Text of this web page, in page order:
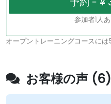
参加者1人
オープントレーニングコースには
お客様の声 (6)